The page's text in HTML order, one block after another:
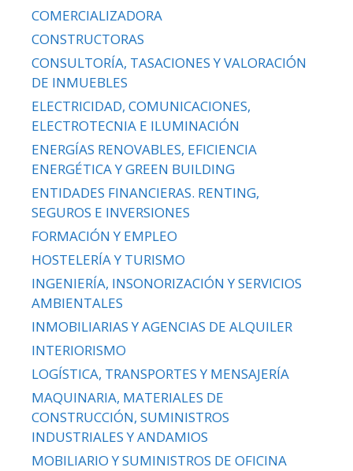
COMERCIALIZADORA
CONSTRUCTORAS
CONSULTORÍA, TASACIONES Y VALORACIÓN
DE INMUEBLES
ELECTRICIDAD, COMUNICACIONES,
ELECTROTECNIA E ILUMINACIÓN
ENERGÍAS RENOVABLES, EFICIENCIA
ENERGÉTICA Y GREEN BUILDING
ENTIDADES FINANCIERAS. RENTING,
SEGUROS E INVERSIONES
FORMACIÓN Y EMPLEO
HOSTELERÍA Y TURISMO
INGENIERÍA, INSONORIZACIÓN Y SERVICIOS
AMBIENTALES
INMOBILIARIAS Y AGENCIAS DE ALQUILER
INTERIORISMO
LOGÍSTICA, TRANSPORTES Y MENSAJERÍA
MAQUINARIA, MATERIALES DE
CONSTRUCCIÓN, SUMINISTROS
INDUSTRIALES Y ANDAMIOS
MOBILIARIO Y SUMINISTROS DE OFICINA